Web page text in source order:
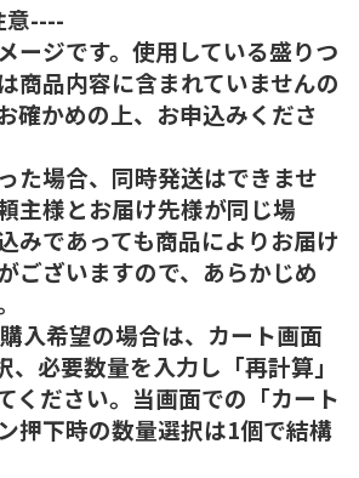
意----
ージです。使用している盛りつ
商品内容に含まれていませんの
確かめの上、お申込みくださ
た場合、同時発送はできませ
主様とお届け先様が同じ場
みであっても商品によりお届け
ございますので、あらかじめ
入希望の場合は、カート画面
必要数量を入力し「再計算」
ください。当画面での「カート
押下時の数量選択は1個で結構